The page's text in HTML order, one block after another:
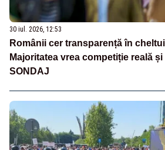
30 iul. 2026, 12:53
Românii cer transparență în
Majoritatea vrea competiție reală
SONDAJ